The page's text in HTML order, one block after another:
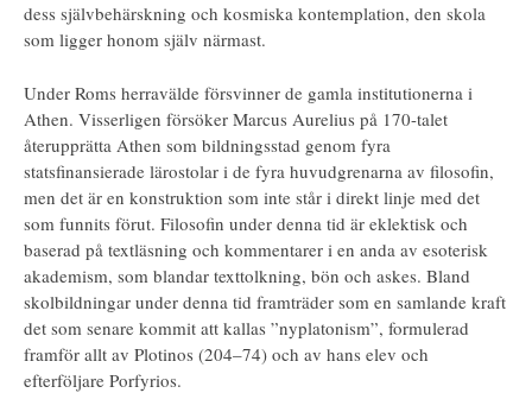
dess självbehärskning och kosmiska kontemplation, den skola
som ligger honom själv närmast.
Under Roms herravälde försvinner de gamla institutionerna i
Athen. Visserligen försöker Marcus Aurelius på 170-talet
återupprätta Athen som bildningsstad genom fyra
statsfinansierade lärostolar i de fyra huvudgrenarna av filosofin,
men det är en konstruktion som inte står i direkt linje med det
som funnits förut. Filosofin under denna tid är eklektisk och
baserad på textläsning och kommentarer i en anda av esoterisk
akademism, som blandar texttolkning, bön och askes. Bland
skolbildningar under denna tid framträder som en samlande kraft
det som senare kommit att kallas ”nyplatonism”, formulerad
framför allt av Plotinos (204–74) och av hans elev och
efterföljare Porfyrios.